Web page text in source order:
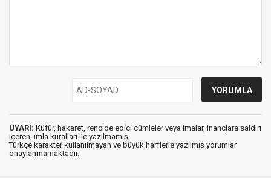
UYARI: Küfür, hakaret, rencide edici cümleler veya imalar, inançlara saldırı
içeren, imla kuralları ile yazılmamış,
Türkçe karakter kullanılmayan ve büyük harflerle yazılmış yorumlar
onaylanmamaktadır.